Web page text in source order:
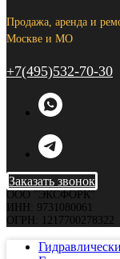
Продажа, аренда и
Москве и МО
+7(495)532-70-30
Заказать звонок
ООО "ЭКСФОРК"
ИНН: 9731080061
ОГРН: 1217700278322